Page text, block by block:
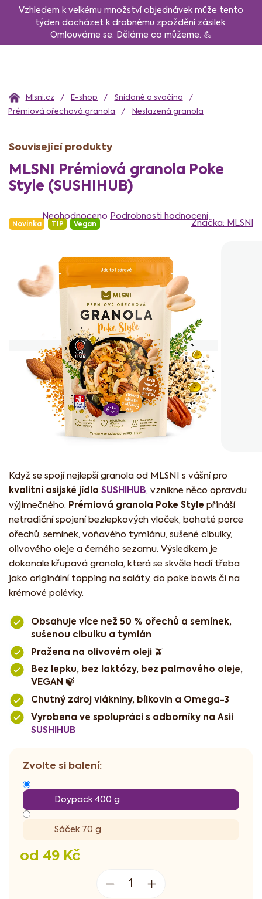
PřejítVzhledem k velkému množství objednávek může tento
týden docházet k drobnému zpoždění zásilek.
Omlouváme se. Děláme co můžeme. 💪
Domů E-shop
Snídaně a svačina
Prémiová ořechová granola
Neslazená granola
MLSNI Prémiová granola Poke
Style (SUSHIHUB)
Novinka TIP Vegan
hodnocení
produktu
z
5
hvězdiček.
Neohodnoceno Podrobnosti hodnocení
Značka: MLSNI
od 49 Kč
Doypack 400 g
Sáček 70 g
Když se spojí nejlepší granola od MLSNI s vášní pro
kvalitní asijské jídlo SUSHIHUB, vznikne něco opravdu
výjimečného. Prémiová granola Poke Style přináší
netradiční spojení bezlepkových vloček, bohaté porce
ořechů, semínek, voňavého tymiánu, sušené cibulky,
olivového oleje a černého sezamu. Výsledkem je
dokonale křupavá granola, která se skvěle hodí třeba
jako originální topping na saláty, do poke bowls či na
krémové polévky.
Obsahuje více než 50 % ořechů a semínek,
sušenou cibulku a tymián
Pražena na olivovém oleji 🫒
Bez lepku, bez laktózy, bez palmového oleje,
VEGAN 🍃
Chutný zdroj vlákniny, bílkovin a Omega-3
Vyrobena ve spolupráci s odborníky na Asii
SUSHIHUB
Související produkty